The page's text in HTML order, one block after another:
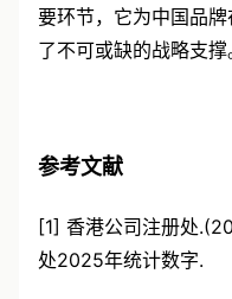
要环节，它为中国品
了不可或缺的战略支撑
参考文献
[1] 香港公司注册处
处2025年统计数字.